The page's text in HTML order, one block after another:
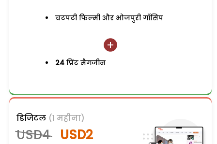
चटपटी फिल्मी और भोजपुरी गॉसिप
24 प्रिंट मैगजीन
डिजिटल (1 महीना)
USD4 USD2